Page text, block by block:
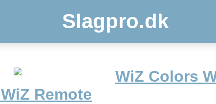
Slagpro.dk
WiZ Colors
Remote